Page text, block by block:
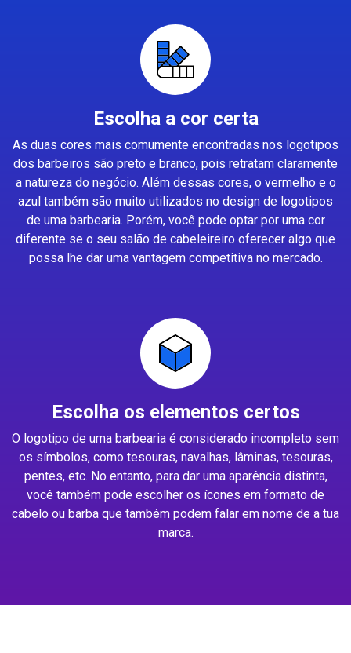
Escolha a cor certa
As duas cores mais comumente encontradas nos logotipos
dos barbeiros são preto e branco, pois retratam claramente
a natureza do negócio. Além dessas cores, o vermelho e o
azul também são muito utilizados no design de logotipos
de uma barbearia. Porém, você pode optar por uma cor
diferente se o seu salão de cabeleireiro oferecer algo que
possa lhe dar uma vantagem competitiva no mercado.
Escolha os elementos certos
O logotipo de uma barbearia é considerado incompleto sem
os símbolos, como tesouras, navalhas, lâminas, tesouras,
pentes, etc. No entanto, para dar uma aparência distinta,
você também pode escolher os ícones em formato de
cabelo ou barba que também podem falar em nome de a tua
marca.